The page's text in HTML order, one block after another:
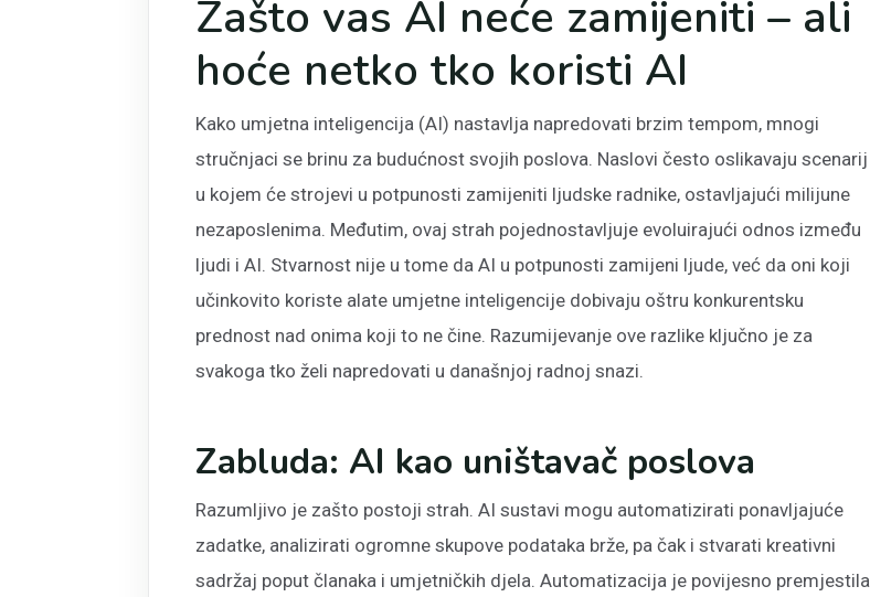
Zašto vas AI neće zamijeniti – ali
hoće netko tko koristi AI
Kako umjetna inteligencija (AI) nastavlja napredovati brzim tempom, mnogi
stručnjaci se brinu za budućnost svojih poslova. Naslovi često oslikavaju scenarij
u kojem će strojevi u potpunosti zamijeniti ljudske radnike, ostavljajući milijune
nezaposlenima. Međutim, ovaj strah pojednostavljuje evoluirajući odnos između
ljudi i AI. Stvarnost nije u tome da AI u potpunosti zamijeni ljude, već da oni koji
učinkovito koriste alate umjetne inteligencije dobivaju oštru konkurentsku
prednost nad onima koji to ne čine. Razumijevanje ove razlike ključno je za
svakoga tko želi napredovati u današnjoj radnoj snazi.
Zabluda: AI kao uništavač poslova
Razumljivo je zašto postoji strah. AI sustavi mogu automatizirati ponavljajuće
zadatke, analizirati ogromne skupove podataka brže, pa čak i stvarati kreativni
sadržaj poput članaka i umjetničkih djela. Automatizacija je povijesno premjestila